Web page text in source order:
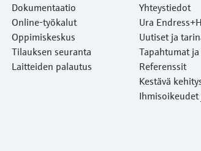
Dokumentaatio
Online-työkalut
Oppimiskeskus
Tilauksen seuranta
Laitteiden palautus
Yhteystiedot
Ura
Uutiset ja
Tapahtumat
Referenssit
Kestävä
Ihmisoikeudet